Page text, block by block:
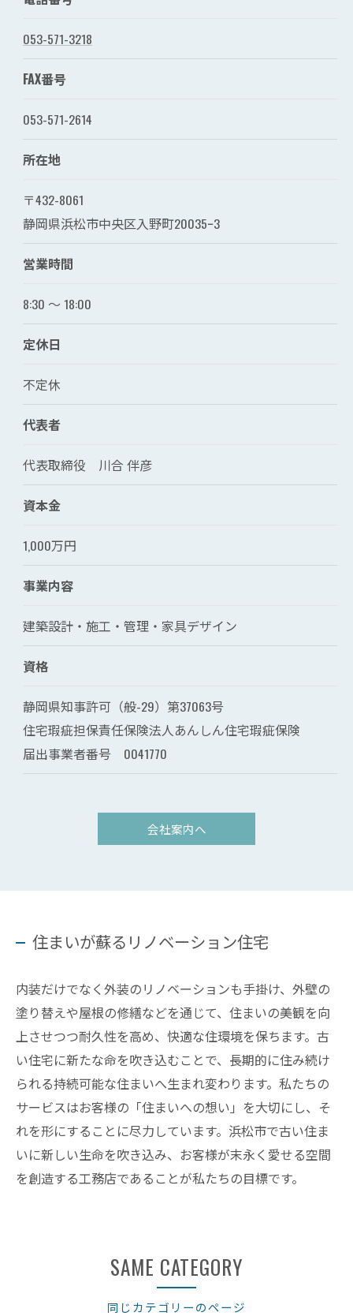
053-571-3218
FAX番号
053-571-2614
所在地
〒432-8061
静岡県浜松市中央区入野町20035ｰ3
営業時間
8:30 ～ 18:00
定休日
不定休
代表者
代表取締役 川合 伴彦
資本金
1,000万円
事業内容
建築設計・施工・管理・家具デザイン
資格
静岡県知事許可（般-29）第37063号
住宅瑕疵担保責任保険法人あんしん住宅瑕疵保険
届出事業者番号 0041770
会社案内へ
住まいが蘇るリノベーション住宅
内装だけでなく外装のリノベーションも手掛け、外壁の
塗り替えや屋根の修繕などを通じて、住まいの美観を向
上させつつ耐久性を高め、快適な住環境を保ちます。古
い住宅に新たな命を吹き込むことで、長期的に住み続け
られる持続可能な住まいへ生まれ変わります。私たちの
サービスはお客様の「住まいへの想い」を大切にし、そ
れを形にすることに尽力しています。浜松市で古い住ま
いに新しい生命を吹き込み、お客様が末永く愛せる空間
を創造する工務店であることが私たちの目標です。
同じカテゴリーのページ
SAME CATEGORY